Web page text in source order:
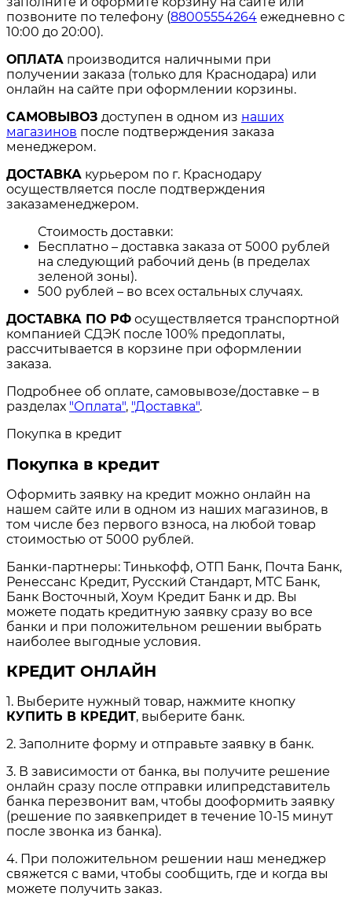
позвоните по телефону (88005554264 ежедневно с
10:00 до 20:00).
ОПЛАТА производится наличными при
получении заказа (только для Краснодара) или
онлайн на сайте при оформлении корзины.
САМОВЫВОЗ доступен в одном из наших
магазинов после подтверждения заказа
менеджером.
ДОСТАВКА курьером по г. Краснодару
осуществляется после подтверждения
заказаменеджером.
Стоимость доставки:
Бесплатно – доставка заказа от 5000 рублей
на следующий рабочий день (в пределах
зеленой зоны).
500 рублей – во всех остальных случаях.
ДОСТАВКА ПО РФ осуществляется транспортной
компанией СДЭК после 100% предоплаты,
рассчитывается в корзине при оформлении
заказа.
Подробнее об оплате, самовывозе/доставке – в
разделах "Оплата", "Доставка".
Покупка в кредит
Покупка в кредит
Оформить заявку на кредит можно онлайн на
нашем сайте или в одном из наших магазинов, в
том числе без первого взноса, на любой товар
стоимостью от 5000 рублей.
Банки-партнеры: Тинькофф, ОТП Банк, Почта Банк,
Ренессанс Кредит, Русский Стандарт, МТС Банк,
Банк Восточный, Хоум Кредит Банк и др. Вы
можете подать кредитную заявку сразу во все
банки и при положительном решении выбрать
наиболее выгодные условия.
КРЕДИТ ОНЛАЙН
1. Выберите нужный товар, нажмите кнопку
КУПИТЬ В КРЕДИТ, выберите банк.
2. Заполните форму и отправьте заявку в банк.
3. В зависимости от банка, вы получите решение
онлайн сразу после отправки илипредставитель
банка перезвонит вам, чтобы дооформить заявку
(решение по заявкепридет в течение 10-15 минут
после звонка из банка).
4. При положительном решении наш менеджер
свяжется с вами, чтобы сообщить, где и когда вы
можете получить заказ.